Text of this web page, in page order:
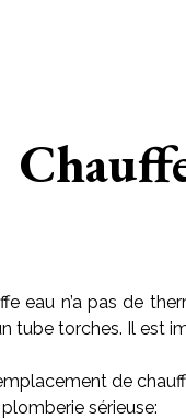
eau n’a pas de
tube torches. Il est
de
sérieuse: